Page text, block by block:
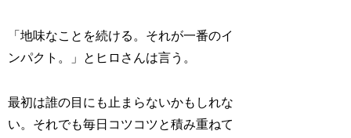
「地味なことを続ける。それが一番のイ
ンパクト。」とヒロさんは言う。
最初は誰の目にも止まらないかもしれな
い。それでも毎日コツコツと積み重ねて